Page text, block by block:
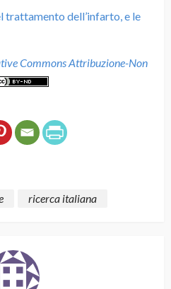
trattamento dell’infarto, e le
Commons Attribuzione-Non
ricerca italiana